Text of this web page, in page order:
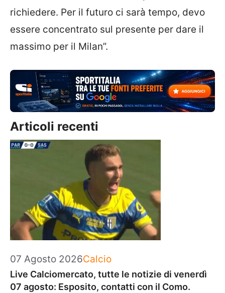
richiedere. Per il futuro ci sarà tempo, devo
essere concentrato sul presente per dare il
massimo per il Milan”.
Articoli recenti
07 Agosto 2026Categorie
Calcio
Live Calciomercato, tutte le notizie di venerdì
07 agosto: Esposito, contatti con il Como.